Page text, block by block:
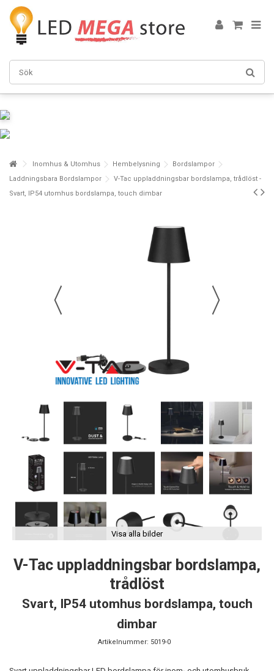
Inomhus & Utomhus Hembelysning
Bordslampor
Laddningsbara Bordslampor
V-Tac uppladdningsbar bordslampa, trådlöst -
Svart, IP54 utomhus bordslampa, touch dimbar
Visa alla bilder
V-Tac uppladdningsbar bordslampa,
trådlöst
Svart, IP54 utomhus bordslampa, touch
dimbar
Artikelnummer: 5019-0